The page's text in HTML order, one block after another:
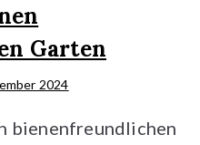
Garten
2024
bienenfreundlichen